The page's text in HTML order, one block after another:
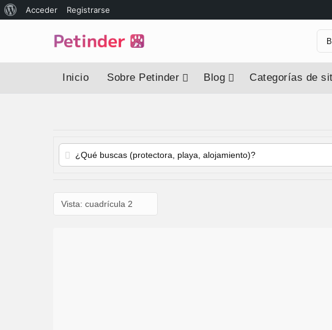
Acceder Registrarse
Inicio Sobre Petinder Blog Categorías de